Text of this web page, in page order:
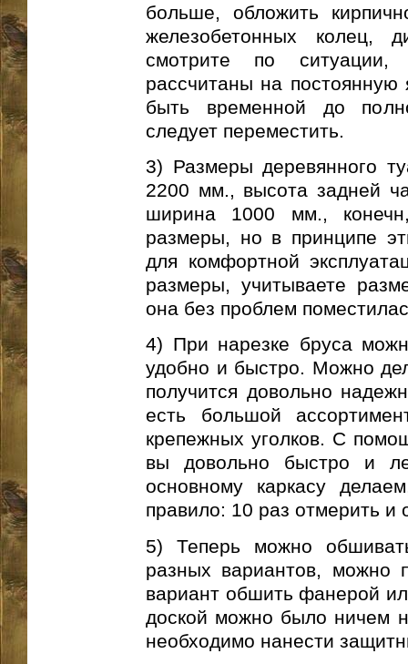
больше, обложить
железобетонных колец,
смотрите по
рассчитаны на
быть временной до
следует переместить.
3) Размеры деревянного
2200 мм., высота задней
ширина 1000 мм.,
размеры, но в принципе
для комфортной
размеры, учитываете
она без проблем
4) При нарезке бруса
удобно и быстро. Можно
получится довольно
есть большой
крепежных уголков. С
вы довольно быстро и
основному каркасу
правило: 10 раз отмерить и
5) Теперь можно
разных вариантов, можно
вариант обшить фанерой
доской можно было ничем
необходимо нанести